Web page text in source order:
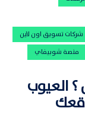
شركات تسويق اون لاين
منصة شوبيفاي
العيوب